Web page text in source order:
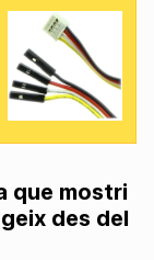
que mostri
des del